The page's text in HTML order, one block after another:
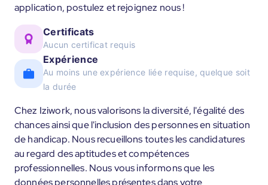
application, postulez et rejoignez nous !
Certificats
Aucun certificat requis
Expérience
Au moins une expérience liée requise, quelque soit
la durée
Chez Iziwork, nous valorisons la diversité, l'égalité des
chances ainsi que l'inclusion des personnes en situation
de handicap. Nous recueillons toutes les candidatures
au regard des aptitudes et compétences
professionnelles. Nous vous informons que les
données personnelles présentes dans votre